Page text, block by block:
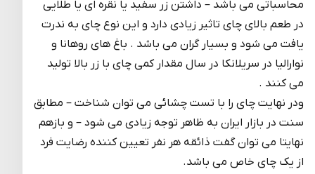
محاسباتی می باشد – داشتن زر سفید یا نقره ای یا طلایی
در طعم بالای چای تاثیر زیادی دارد و این نوع چای به ندرت
یافت می شود و بسیار گران می باشد . باغ های روهانا و
نوارالیا در سریلانکا در سال مقدار کمی چای با زر بالا تولید
می کنند .
ودر نهایت چای را با تست چشائی می توان شناخت – مطابق
سنت در بازار ایران به ظاهر توجه زیادی می شود – و بازهم
نهایتا می توان گفت ذائقه هر نفر تعیین کننده رضایت فرد
از یک چای خاص می باشد.